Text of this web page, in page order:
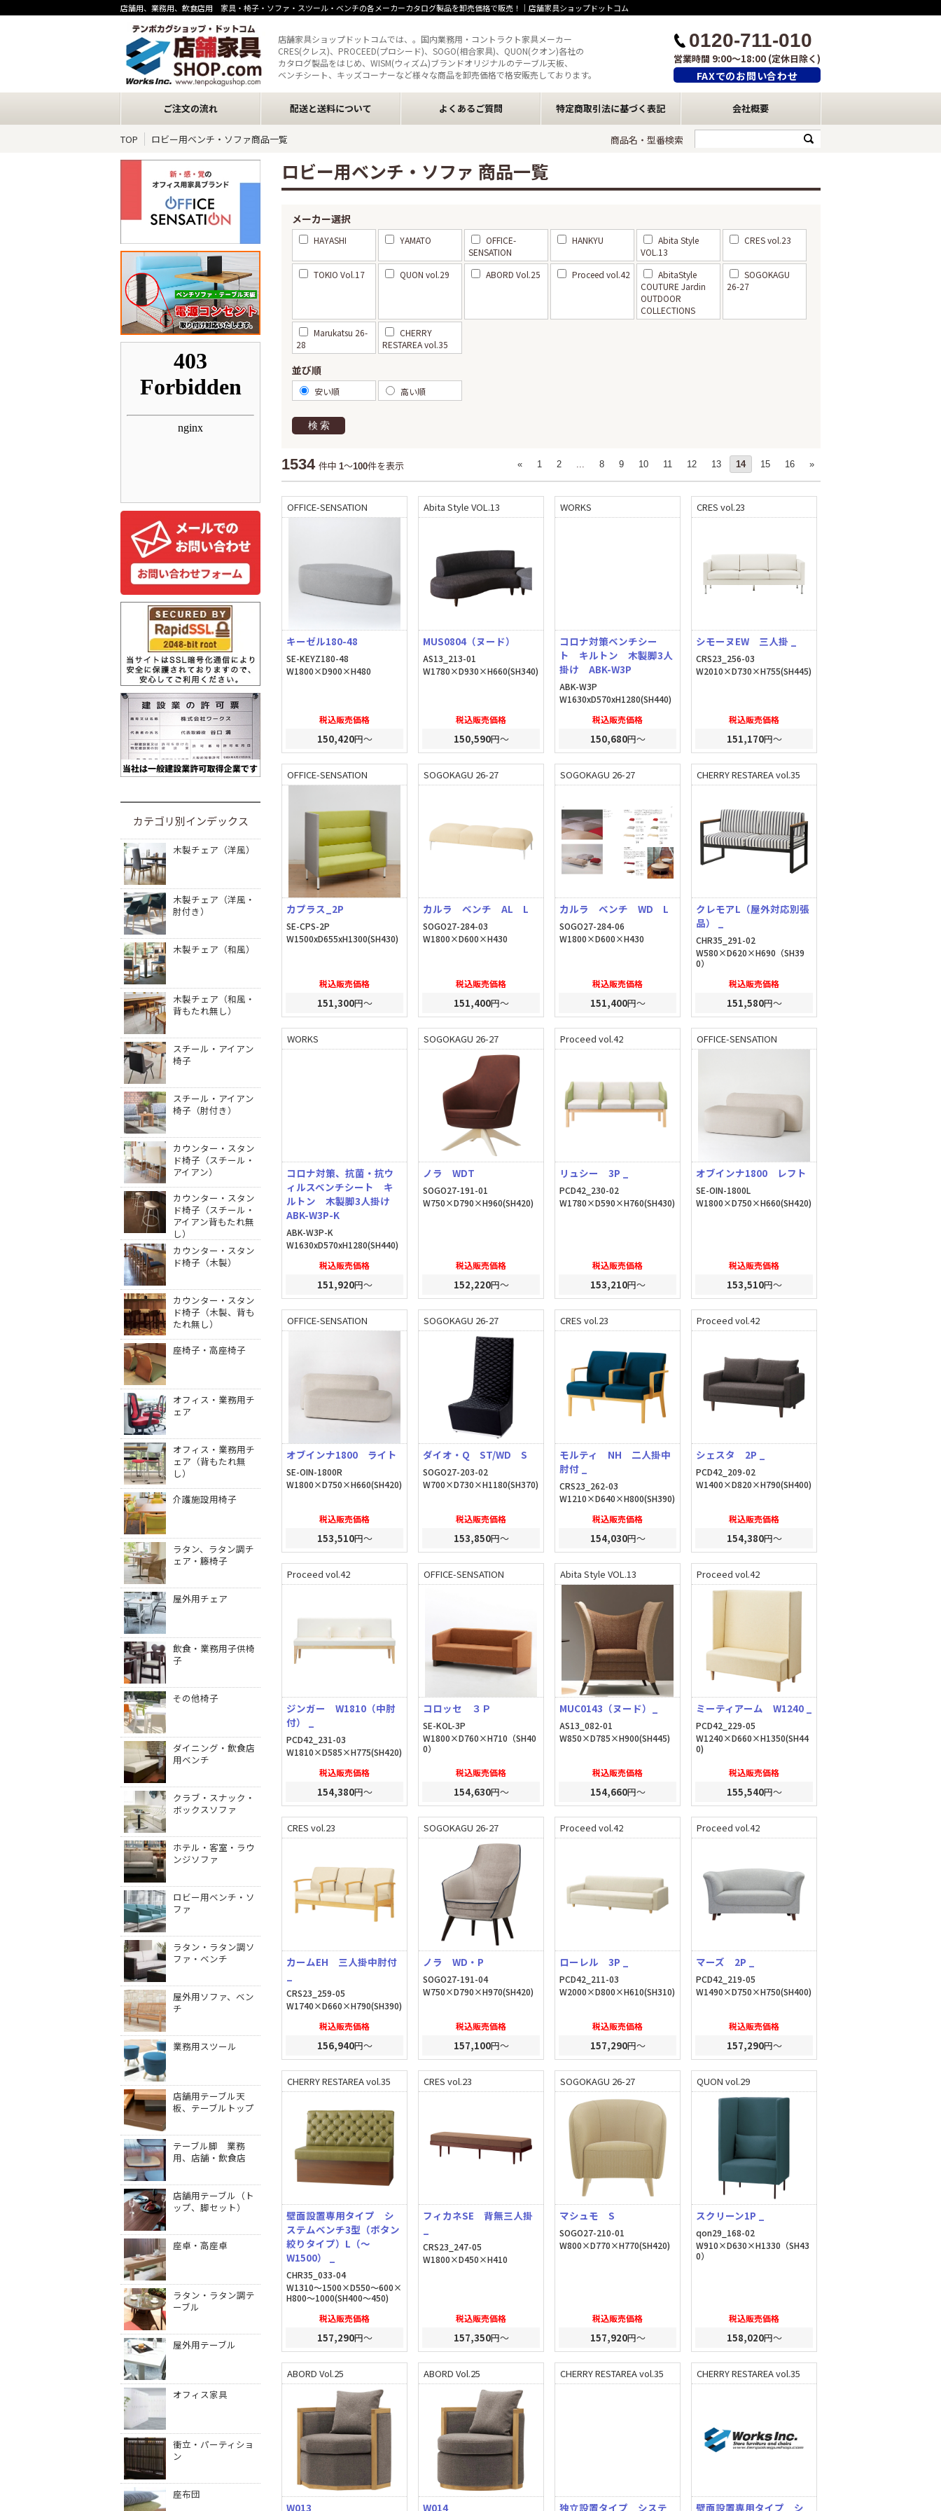
店舗用、業務用、飲食店用 家具・椅子・ソファ・スツール・ベンチの各メーカーカタログ製品を卸売価格で販売！｜店舗家具ショップドットコム
店舗家具ショップドットコムでは、。国内業務用・コントラクト家具メーカー
CRES(クレス)、PROCEED(プロシード)、SOGO(相合家具)、QUON(クオン)各社の
カタログ製品をはじめ、WISM(ウィズム)ブランドオリジナルのテーブル天板、
ベンチシート、キッズコーナーなど様々な商品を卸売価格で格安販売しております。
0120-711-010
営業時間 9:00～18:00 (定休日除く)
FAXでのお問い合わせ
ご注文の流れ 配送と送料について よくあるご質問 特定商取引法に基づく表記 会社概要
TOP ロビー用ベンチ・ソファ商品一覧 商品名・型番検索
ロビー用ベンチ・ソファ 商品一覧
メーカー選択
HAYASHI YAMATO
OFFICE-
SENSATION
HANKYU
Abita Style
VOL.13
CRES vol.23
TOKIO Vol.17 QUON vol.29 ABORD Vol.25 Proceed vol.42
AbitaStyle
COUTURE Jardin
OUTDOOR
COLLECTIONS
SOGOKAGU
26-27
Marukatsu 26-
28
CHERRY
RESTAREA vol.35
並び順
安い順 高い順
検索
1534 件中 1～100件を表示 « 1 2 ... 8 9 10 11 12 13 14 15 16 »
OFFICE-SENSATION
キーゼル180-48
SE-KEYZ180-48
W1800×D900×H480
税込販売価格
150,420円～
Abita Style VOL.13
MUS0804（ヌード）
AS13_213-01
W1780×D930×H660(SH340)
税込販売価格
150,590円～
WORKS
コロナ対策ベンチシー
ト キルトン 木製脚3人
掛け ABK-W3P
ABK-W3P
W1630xD570xH1280(SH440)
税込販売価格
150,680円～
CRES vol.23
シモーヌEW 三人掛 _
CRS23_256-03
W2010×D730×H755(SH445)
税込販売価格
151,170円～
OFFICE-SENSATION
カプラス_2P
SE-CPS-2P
W1500xD655xH1300(SH430)
税込販売価格
151,300円～
SOGOKAGU 26-27
カルラ ベンチ AL L
SOGO27-284-03
W1800×D600×H430
税込販売価格
151,400円～
SOGOKAGU 26-27
カルラ ベンチ WD L
SOGO27-284-06
W1800×D600×H430
税込販売価格
151,400円～
CHERRY RESTAREA vol.35
クレモアL（屋外対応別張
品） _
CHR35_291-02
W580×D620×H690（SH39
0）
税込販売価格
151,580円～
WORKS
コロナ対策、抗菌・抗ウ
ィルスベンチシート キ
ルトン 木製脚3人掛け
ABK-W3P-K
ABK-W3P-K
W1630xD570xH1280(SH440)
税込販売価格
151,920円～
SOGOKAGU 26-27
ノラ WDT
SOGO27-191-01
W750×D790×H960(SH420)
税込販売価格
152,220円～
Proceed vol.42
リュシー 3P _
PCD42_230-02
W1780×D590×H760(SH430)
税込販売価格
153,210円～
OFFICE-SENSATION
オブインナ1800 レフト
SE-OIN-1800L
W1800×D750×H660(SH420)
税込販売価格
153,510円～
OFFICE-SENSATION
オブインナ1800 ライト
SE-OIN-1800R
W1800×D750×H660(SH420)
税込販売価格
153,510円～
SOGOKAGU 26-27
ダイオ・Q ST/WD S
SOGO27-203-02
W700×D730×H1180(SH370)
税込販売価格
153,850円～
CRES vol.23
モルティ NH 二人掛中
肘付 _
CRS23_262-03
W1210×D640×H800(SH390)
税込販売価格
154,030円～
Proceed vol.42
シェスタ 2P _
PCD42_209-02
W1400×D820×H790(SH400)
税込販売価格
154,380円～
Proceed vol.42
ジンガー W1810（中肘
付） _
PCD42_231-03
W1810×D585×H775(SH420)
税込販売価格
154,380円～
OFFICE-SENSATION
コロッセ ３Ｐ
SE-KOL-3P
W1800×D760×H710（SH40
0）
税込販売価格
154,630円～
Abita Style VOL.13
MUC0143（ヌード）_
AS13_082-01
W850×D785×H900(SH445)
税込販売価格
154,660円～
Proceed vol.42
ミーティアーム W1240 _
PCD42_229-05
W1240×D660×H1350(SH44
0)
税込販売価格
155,540円～
CRES vol.23
カームEH 三人掛中肘付
CRS23_259-05
W1740×D660×H790(SH390)
税込販売価格
156,940円～
SOGOKAGU 26-27
ノラ WD・P
SOGO27-191-04
W750×D790×H970(SH420)
税込販売価格
157,100円～
Proceed vol.42
ローレル 3P _
PCD42_211-03
W2000×D800×H610(SH310)
税込販売価格
157,290円～
Proceed vol.42
マーズ 2P _
PCD42_219-05
W1490×D750×H750(SH400)
税込販売価格
157,290円～
CHERRY RESTAREA vol.35
壁面設置専用タイプ シ
ステムベンチ3型（ボタン
絞りタイプ）L（～
W1500） _
CHR35_033-04
W1310～1500×D550～600×
H800～1000(SH400～450)
税込販売価格
157,290円～
CRES vol.23
フィカネSE 背無三人掛
CRS23_247-05
W1800×D450×H410
税込販売価格
157,350円～
SOGOKAGU 26-27
マシュモ S
SOGO27-210-01
W800×D770×H770(SH420)
税込販売価格
157,920円～
QUON vol.29
スクリーン1P _
qon29_168-02
W910×D630×H1330（SH43
0）
税込販売価格
158,020円～
ABORD Vol.25
W013 _
ABORD Vol.25
W014 _
CHERRY RESTAREA vol.35
独立設置タイプ システ
CHERRY RESTAREA vol.35
壁面設置専用タイプ シ
カテゴリ別インデックス
木製チェア（洋風）
木製チェア（洋風・
肘付き）
木製チェア（和風）
木製チェア（和風・
背もたれ無し）
スチール・アイアン
椅子
スチール・アイアン
椅子（肘付き）
カウンター・スタン
ド椅子（スチール・
アイアン）
カウンター・スタン
ド椅子（スチール・
アイアン背もたれ無
し）
カウンター・スタン
ド椅子（木製）
カウンター・スタン
ド椅子（木製、背も
たれ無し）
座椅子・高座椅子
オフィス・業務用チ
ェア
オフィス・業務用チ
ェア（背もたれ無
し）
介護施設用椅子
ラタン、ラタン調チ
ェア・籐椅子
屋外用チェア
飲食・業務用子供椅
子
その他椅子
ダイニング・飲食店
用ベンチ
クラブ・スナック・
ボックスソファ
ホテル・客室・ラウ
ンジソファ
ロビー用ベンチ・ソ
ファ
ラタン・ラタン調ソ
ファ・ベンチ
屋外用ソファ、ベン
チ
業務用スツール
店舗用テーブル天
板、テーブルトップ
テーブル脚 業務
用、店舗・飲食店
店舗用テーブル（ト
ップ、脚セット）
座卓・高座卓
ラタン・ラタン調テ
ーブル
屋外用テーブル
オフィス家具
衝立・パーティショ
ン
座布団